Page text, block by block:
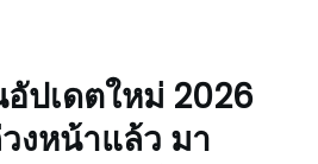
อัปเดตใหม่ 2026
งหน้าแล้ว มา